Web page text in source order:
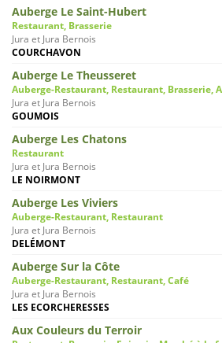
Auberge Le Saint-Hubert
Restaurant, Brasserie
Jura et Jura Bernois
COURCHAVON
Auberge Le Theusseret
Auberge-Restaurant, Restaurant, Brasserie,
Jura et Jura Bernois
GOUMOIS
Auberge Les Chatons
Restaurant
Jura et Jura Bernois
LE NOIRMONT
Auberge Les Viviers
Auberge-Restaurant, Restaurant
Jura et Jura Bernois
DELÉMONT
Auberge Sur la Côte
Auberge-Restaurant, Restaurant, Café
Jura et Jura Bernois
LES ECORCHERESSES
Aux Couleurs du Terroir